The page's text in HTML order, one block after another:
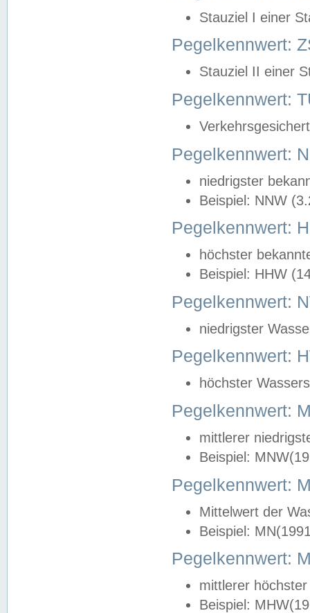
Stauziel I einer
Pegelkennwert:
Stauziel II einer
Pegelkennwert:
Pegelkennwert:
niedrigster
Beispiel: NNW
Pegelkennwert:
höchster
Beispiel: HHW
Pegelkennwert:
niedrigster
Pegelkennwert:
höchster
Pegelkennwert:
mittlerer
Beispiel:
Pegelkennwert:
Mittelwert der
Beispiel:
Pegelkennwert:
mittlerer
Beispiel: